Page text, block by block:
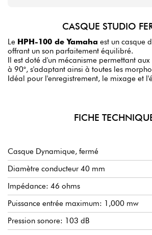
CASQUE STUDIO
Le HPH-100 de Yamaha est un casque
offrant un son parfaitement équilibré.
Il est doté d'un mécanisme permettant
à 90°, s'adaptant ainsi à toutes les
Idéal pour l'enregistrement, le mixage et
FICHE
Casque Dynamique, fermé
Diamètre conducteur 40 mm
Impédance: 46 ohms
Puissance entrée maximum: 1,000 mw
Pression sonore: 103 dB